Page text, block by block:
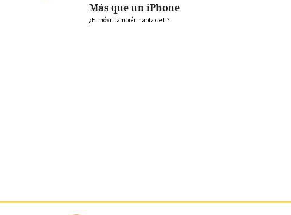
Más que un iPhone
¿El móvil también habla de ti?